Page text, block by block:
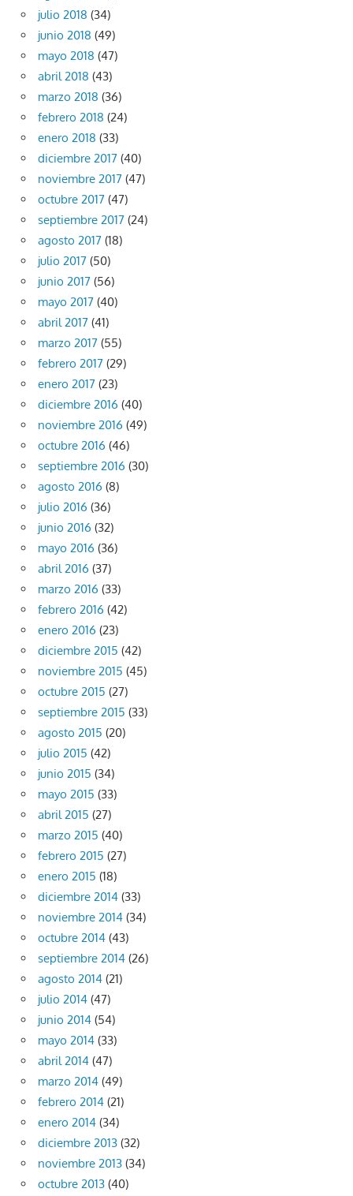
julio 2018 (34)
junio 2018 (49)
mayo 2018 (47)
abril 2018 (43)
marzo 2018 (36)
febrero 2018 (24)
enero 2018 (33)
diciembre 2017 (40)
noviembre 2017 (47)
octubre 2017 (47)
septiembre 2017 (24)
agosto 2017 (18)
julio 2017 (50)
junio 2017 (56)
mayo 2017 (40)
abril 2017 (41)
marzo 2017 (55)
febrero 2017 (29)
enero 2017 (23)
diciembre 2016 (40)
noviembre 2016 (49)
octubre 2016 (46)
septiembre 2016 (30)
agosto 2016 (8)
julio 2016 (36)
junio 2016 (32)
mayo 2016 (36)
abril 2016 (37)
marzo 2016 (33)
febrero 2016 (42)
enero 2016 (23)
diciembre 2015 (42)
noviembre 2015 (45)
octubre 2015 (27)
septiembre 2015 (33)
agosto 2015 (20)
julio 2015 (42)
junio 2015 (34)
mayo 2015 (33)
abril 2015 (27)
marzo 2015 (40)
febrero 2015 (27)
enero 2015 (18)
diciembre 2014 (33)
noviembre 2014 (34)
octubre 2014 (43)
septiembre 2014 (26)
agosto 2014 (21)
julio 2014 (47)
junio 2014 (54)
mayo 2014 (33)
abril 2014 (47)
marzo 2014 (49)
febrero 2014 (21)
enero 2014 (34)
diciembre 2013 (32)
noviembre 2013 (34)
octubre 2013 (40)